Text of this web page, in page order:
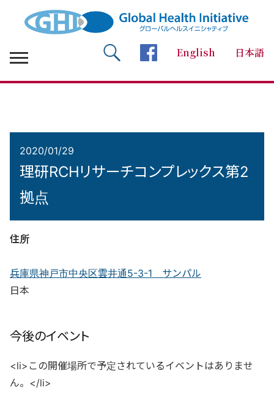
日本語
English
facebookページへ
検索 Search
2020/01/29
理研RCHリサーチコンプレックス第2
拠点
住所
兵庫県神戸市中央区雲井通5-3-1 サンパル
日本
今後のイベント
<li>この開催場所で予定されているイベントはありませ
ん。</li>